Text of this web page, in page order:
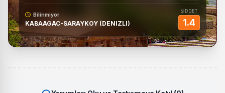
Bilinmiyor
KABAAGAC-SARAYKOY (DENIZLI)
ŞİDDET
1.4